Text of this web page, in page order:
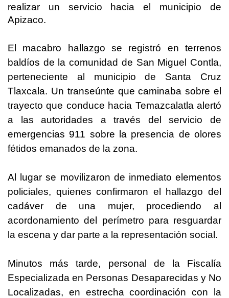
realizar un servicio hacia el municipio de
Apizaco.
El macabro hallazgo se registró en terrenos
baldíos de la comunidad de San Miguel Contla,
perteneciente al municipio de Santa Cruz
Tlaxcala. Un transeúnte que caminaba sobre el
trayecto que conduce hacia Temazcalatla alertó
a las autoridades a través del servicio de
emergencias 911 sobre la presencia de olores
fétidos emanados de la zona.
Al lugar se movilizaron de inmediato elementos
policiales, quienes confirmaron el hallazgo del
cadáver de una mujer, procediendo al
acordonamiento del perímetro para resguardar
la escena y dar parte a la representación social.
Minutos más tarde, personal de la Fiscalía
Especializada en Personas Desaparecidas y No
Localizadas, en estrecha coordinación con la